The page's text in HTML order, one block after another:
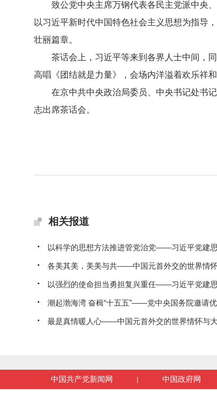
致公党中央主席万钢代表各民主党派中央、
以习近平新时代中国特色社会主义思想为指导
壮丽篇章。
茶话会上，习近平等来到各界人士中间，同
高唱《团结就是力量》，会场内洋溢着欢乐祥
在京中共中央政治局委员、中央书记处书记
志出席茶话会。
相关报道
以科学的思想方法推进管党治党——习近平党建
各美其美，美美与共——中国元首外交的世界情
以强烈的使命担当勇担复兴重任——习近平党建
潮起渤海湾 奋楫“十五五”——党中央国务院邀请
最是真情暖人心——中国元首外交的世界情怀与
中国共产党新闻网 | 中国政府网